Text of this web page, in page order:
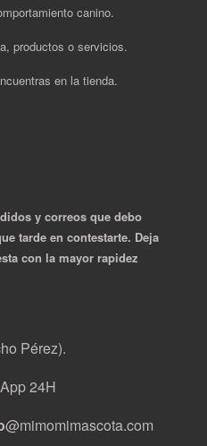
canino.
productos o servicios.
en la tienda.
y correos que debo
tarde en contestarte. Deja
con la mayor rapidez
Pérez).
24H
@mimomimascota.com